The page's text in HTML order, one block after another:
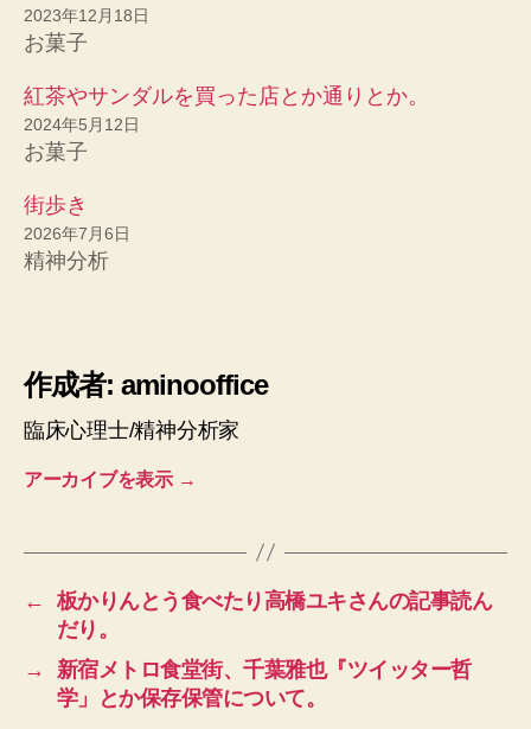
2023年12月18日
お菓子
紅茶やサンダルを買った店とか通りとか。
2024年5月12日
お菓子
街歩き
2026年7月6日
精神分析
作成者: aminooffice
臨床心理士/精神分析家
アーカイブを表示 →
←
板かりんとう食べたり高橋ユキさんの記事読ん
だり。
→
新宿メトロ食堂街、千葉雅也『ツイッター哲
学」とか保存保管について。